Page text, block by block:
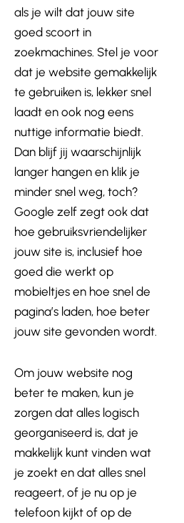
als je wilt dat jouw site
goed scoort in
zoekmachines. Stel je voor
dat je website gemakkelijk
te gebruiken is, lekker snel
laadt en ook nog eens
nuttige informatie biedt.
Dan blijf jij waarschijnlijk
langer hangen en klik je
minder snel weg, toch?
Google zelf zegt ook dat
hoe gebruiksvriendelijker
jouw site is, inclusief hoe
goed die werkt op
mobieltjes en hoe snel de
pagina’s laden, hoe beter
jouw site gevonden wordt.
Om jouw website nog
beter te maken, kun je
zorgen dat alles logisch
georganiseerd is, dat je
makkelijk kunt vinden wat
je zoekt en dat alles snel
reageert, of je nu op je
telefoon kijkt of op de